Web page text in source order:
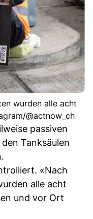
wurden alle acht
@actnow_ch
passiven
Tanksäulen
«Nach
alle acht
und vor Ort